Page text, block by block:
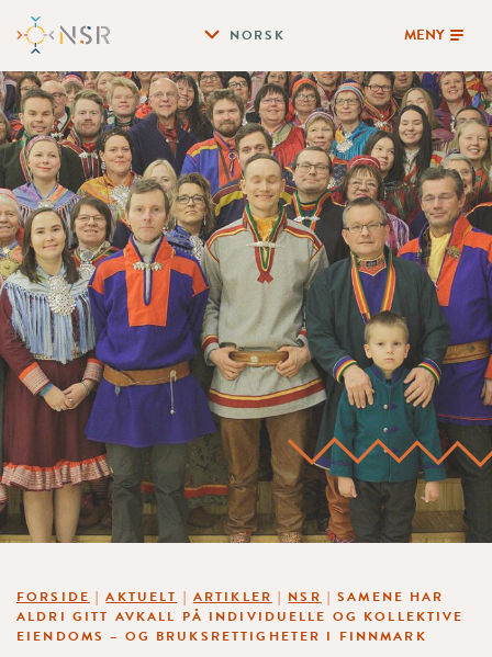
NORSK MENY
FORSIDE |AKTUELT | ARTIKLER | NSR |SAMENE HAR
ALDRI GITT AVKALL PÅ INDIVIDUELLE OG KOLLEKTIVE
EIENDOMS – OG BRUKSRETTIGHETER I FINNMARK